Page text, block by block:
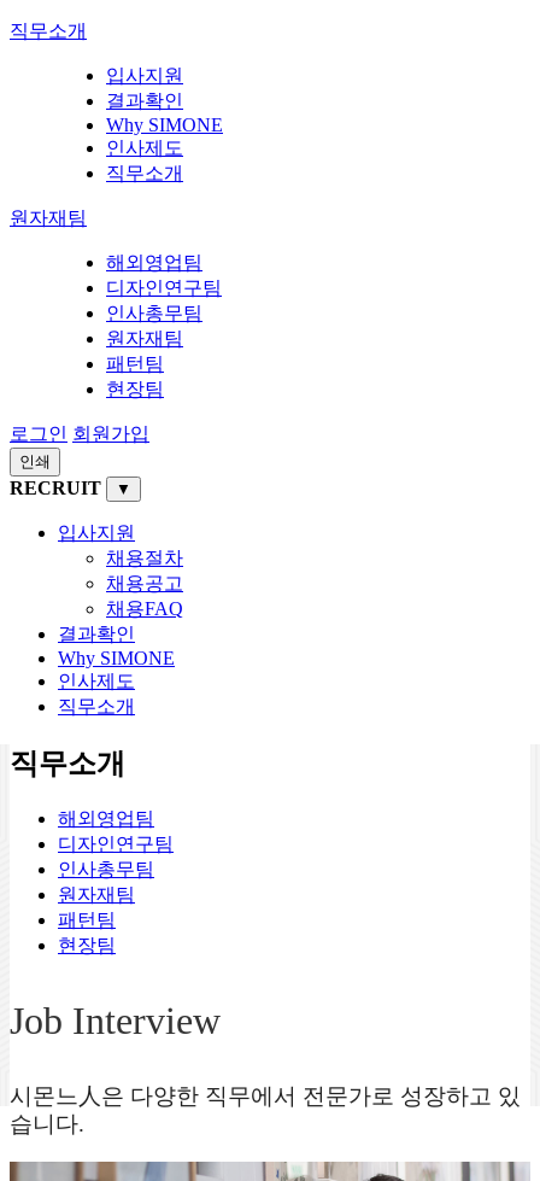
직무소개
입사지원
결과확인
Why SIMONE
인사제도
직무소개
원자재팀
해외영업팀
디자인연구팀
인사총무팀
원자재팀
패턴팀
현장팀
로그인 회원가입
인쇄
RECRUIT ▼
입사지원
채용절차
채용공고
채용FAQ
결과확인
Why SIMONE
인사제도
직무소개
직무소개
해외영업팀
디자인연구팀
인사총무팀
원자재팀
패턴팀
현장팀
Job Interview
시몬느人은 다양한 직무에서 전문가로 성장하고 있
습니다.